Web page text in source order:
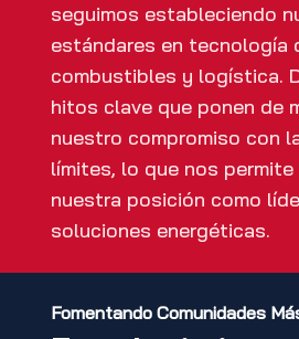
seguimos estableciendo
estándares en tecnología
combustibles y logística.
hitos clave que ponen de
nuestro compromiso con
límites, lo que nos permite
nuestra posición como
soluciones energéticas.
Fomentando Comunidades